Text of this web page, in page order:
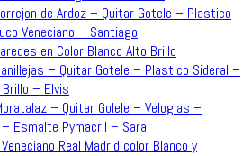
de Ardoz – Quitar Gotele – Plastico
Veneciano – Santiago
en Color Blanco Alto Brillo
– Quitar Gotele – Plastico Sideral –
– Elvis
– Quitar Golele – Veloglas –
Esmalte Pymacril – Sara
Real Madrid color Blanco y